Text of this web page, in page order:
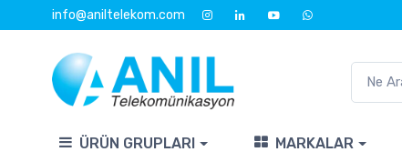
info@aniltelekom.com
ÜRÜN GRUPLARI MARKALAR